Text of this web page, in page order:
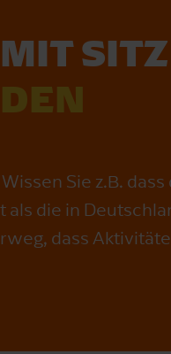
SITZ
Sie z.B. dass
die in
dass